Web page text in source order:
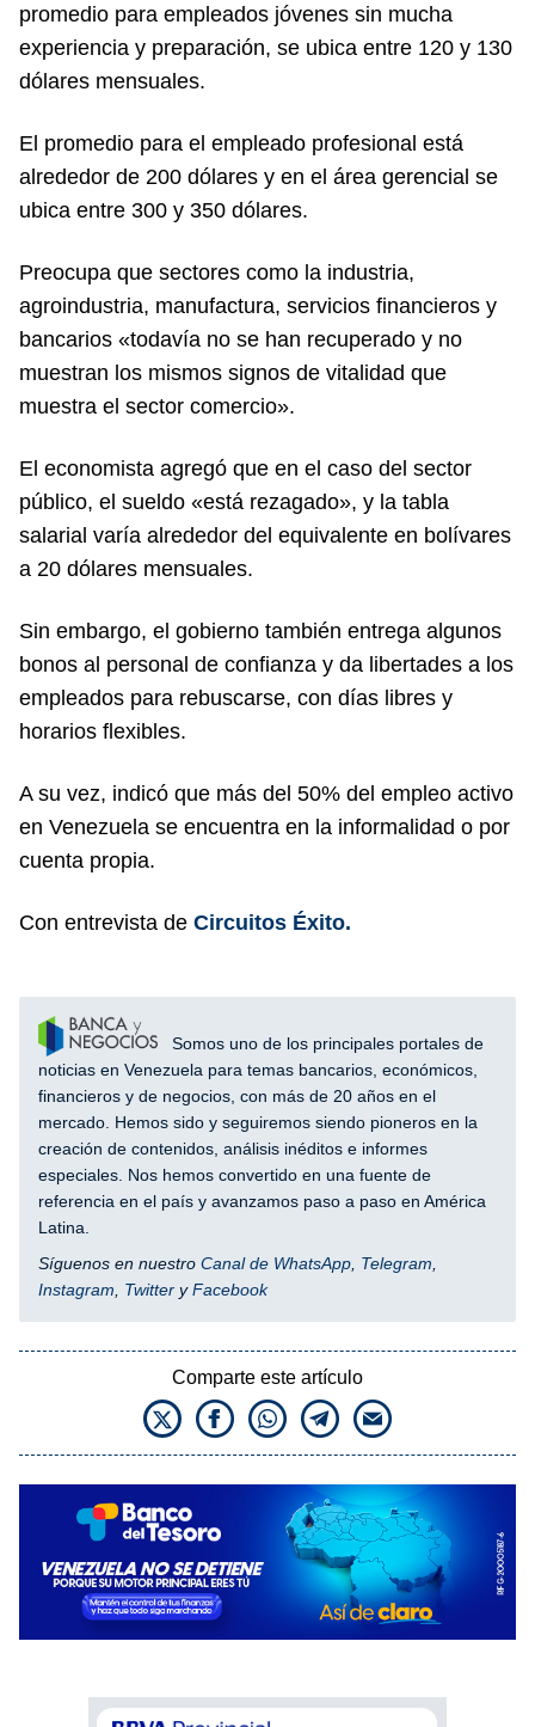
promedio para empleados jóvenes sin mucha
experiencia y preparación, se ubica entre 120 y 130
dólares mensuales.
El promedio para el empleado profesional está
alrededor de 200 dólares y en el área gerencial se
ubica entre 300 y 350 dólares.
Preocupa que sectores como la industria,
agroindustria, manufactura, servicios financieros y
bancarios «todavía no se han recuperado y no
muestran los mismos signos de vitalidad que
muestra el sector comercio».
El economista agregó que en el caso del sector
público, el sueldo «está rezagado», y la tabla
salarial varía alrededor del equivalente en bolívares
a 20 dólares mensuales.
Sin embargo, el gobierno también entrega algunos
bonos al personal de confianza y da libertades a los
empleados para rebuscarse, con días libres y
horarios flexibles.
A su vez, indicó que más del 50% del empleo activo
en Venezuela se encuentra en la informalidad o por
cuenta propia.
Con entrevista de Circuitos Éxito.
Somos uno de los principales portales de
noticias en Venezuela para temas bancarios, económicos,
financieros y de negocios, con más de 20 años en el
mercado. Hemos sido y seguiremos siendo pioneros en la
creación de contenidos, análisis inéditos e informes
especiales. Nos hemos convertido en una fuente de
referencia en el país y avanzamos paso a paso en América
Latina.
Síguenos en nuestro Canal de WhatsApp Telegram
Instagram
Twitter yFacebook
Comparte este artículo